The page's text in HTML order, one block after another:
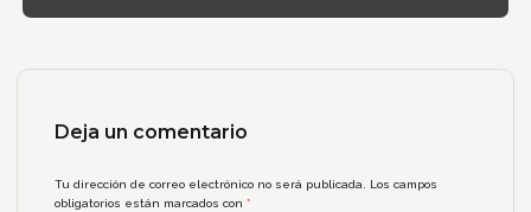
Deja un comentario
Tu dirección de correo electrónico no será publicada.
Los campos
obligatorios están marcados con*